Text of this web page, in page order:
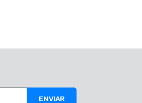
ENVIAR